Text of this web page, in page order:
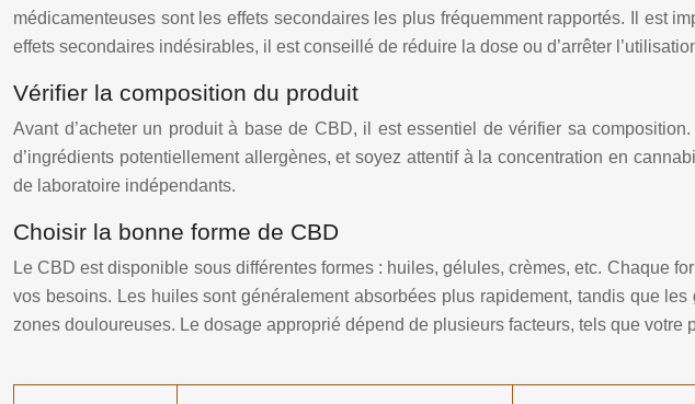
médicamenteuses sont les effets secondaires les plus fréquemment rapportés. Il est
effets secondaires indésirables, il est conseillé de réduire la dose ou d’arrêter
Vérifier la composition du produit
Avant d’acheter un produit à base de CBD, il est essentiel de vérifier sa
d’ingrédients potentiellement allergènes, et soyez attentif à la concentration en
de laboratoire indépendants.
Choisir la bonne forme de CBD
Le CBD est disponible sous différentes formes : huiles, gélules, crèmes, etc. Chaque
vos besoins. Les huiles sont généralement absorbées plus rapidement, tandis que
zones douloureuses. Le dosage approprié dépend de plusieurs facteurs, tels que votre